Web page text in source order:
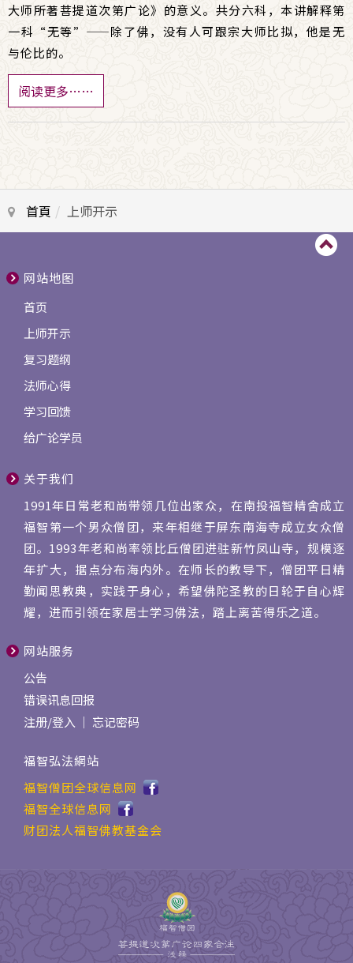
大师所著菩提道次第广论》的意义。共分六科，本讲解释第
一科“无等” ——除了佛，没有人可跟宗大师比拟，他是无
与伦比的。
阅读更多……
首頁 上师开示
网站地图
首页
上师开示
复习题纲
法师心得
学习回馈
给广论学员
关于我们
1991年日常老和尚带领几位出家众，在南投福智精舍成立
福智第一个男众僧团，来年相继于屏东南海寺成立女众僧
团。1993年老和尚率领比丘僧团进驻新竹凤山寺，规模逐
年扩大，据点分布海内外。在师长的教导下，僧团平日精
勤闻思教典，实践于身心，希望佛陀圣教的日轮于自心辉
耀，进而引领在家居士学习佛法，踏上离苦得乐之道。
网站服务
公告
错误讯息回报
注册/登入 ｜ 忘记密码
福智弘法網站
福智僧团全球信息网
福智全球信息网
财团法人福智佛教基金会